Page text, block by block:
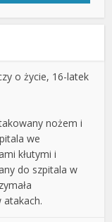
o życie, 16-latek
nożem i
we
kłutymi i
do szpitala w
atakach.